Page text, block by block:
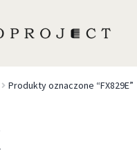
Produkty oznaczone “FX829E”